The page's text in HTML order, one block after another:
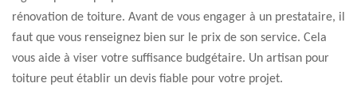
rénovation de toiture. Avant de vous engager à un prestataire, il
faut que vous renseignez bien sur le prix de son service. Cela
vous aide à viser votre suffisance budgétaire. Un artisan pour
toiture peut établir un devis fiable pour votre projet.